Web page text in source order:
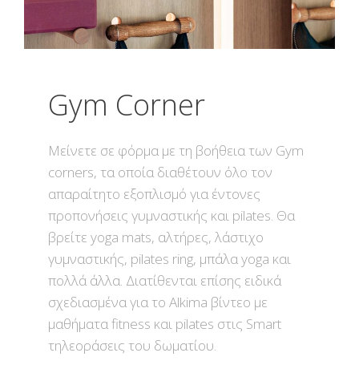
Gym Corner
Μείνετε σε φόρμα με τη βοήθεια των Gym
corners, τα οποία διαθέτουν όλο τον
απαραίτητο εξοπλισμό για έντονες
προπονήσεις γυμναστικής και pilates. Θα
βρείτε yoga mats, αλτήρες, λάστιχο
γυμναστικής, pilates ring, μπάλα yoga και
πολλά άλλα. Διατίθενται επίσης ειδικά
σχεδιασμένα για το Alkima βίντεο με
μαθήματα fitness και pilates στις Smart
τηλεοράσεις του δωματίου.